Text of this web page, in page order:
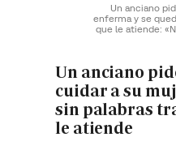
Un anciano
enferma y se
que le atiende:
Un anciano
cuidar a su
sin palabras
le atiende